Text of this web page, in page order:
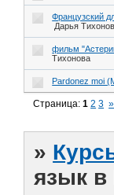
Французский
Дарья
фильм
Тихонова
Pardonez moi
Страница:1 2 3 »
»
язык